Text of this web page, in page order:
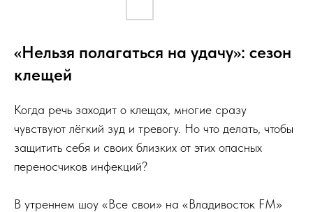
«Нельзя полагаться на удачу»: сезон
клещей
Когда речь заходит о клещах, многие сразу
чувствуют лёгкий зуд и тревогу. Но что делать, чтобы
защитить себя и своих близких от этих опасных
переносчиков инфекций?
В утреннем шоу «Все свои» на «Владивосток FM»